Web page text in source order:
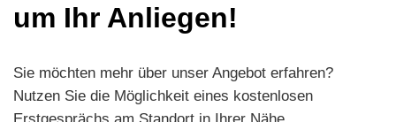
um Ihr Anliegen!
Sie möchten mehr über unser Angebot erfahren?
Nutzen Sie die Möglichkeit eines kostenlosen